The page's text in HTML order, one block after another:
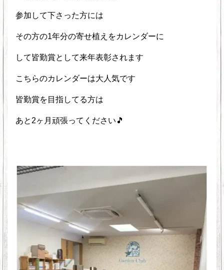
参加して下さった方には
その方の1年分の寄せ植えをカレンダーに
して皆勤賞として来年表彰されます
こちらのカレンダーは大人気です
皆勤賞を目指してる方は
あと2ヶ月頑張ってください🎵